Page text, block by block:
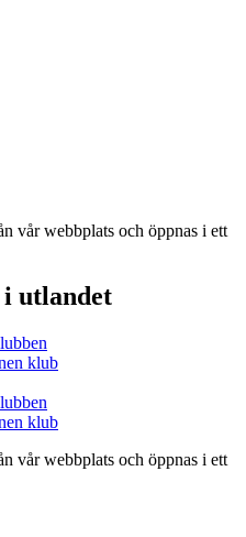
vår webbplats och öppnas i ett
utlandet
klub
klub
vår webbplats och öppnas i ett